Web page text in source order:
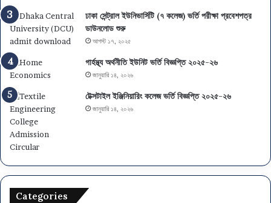
ঢাকা সেন্ট্রাল ইউনিভার্সিটি (৭ কলেজ) ভর্তি পরীক্ষা প্রবেশপত্র
ডাউনলোড শুরু
আগস্ট ১৭, ২০২৫
গার্হস্থ্য অর্থনীতি ইউনিট ভর্তি বিজ্ঞপ্তি ২০২৫-২৬
জানুয়ারি ১৪, ২০২৬
টেক্সটাইল ইঞ্জিনিয়ারিং কলেজ ভর্তি বিজ্ঞপ্তি ২০২৫-২৬
জানুয়ারি ১৪, ২০২৬
Categories